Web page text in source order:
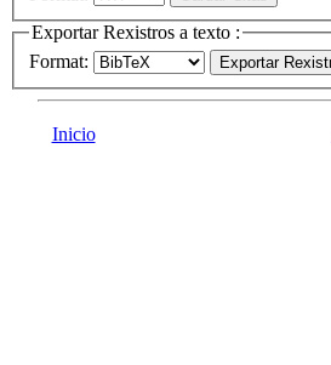
Exportar Rexistros a texto :
Format:
Inicio